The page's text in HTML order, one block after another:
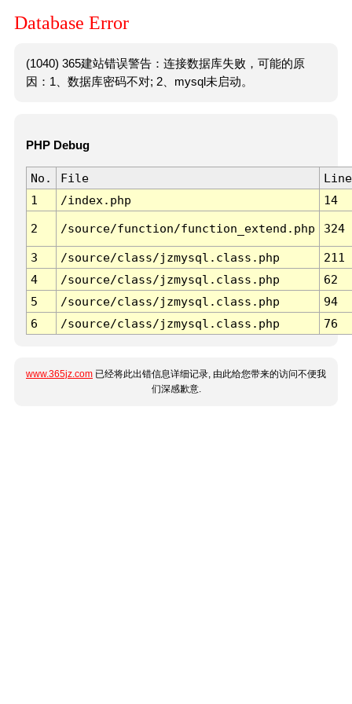
Database Error
(1040) 365建站错误警告：连接数据库失败，可能的原
因：1、数据库密码不对; 2、mysql未启动。
PHP Debug
No. File
Line
1
/index.php 14
2 /source/function/function_extend.php 324
3 /source/class/jzmysql.class.php
211
4
/source/class/jzmysql.class.php
62
5
/source/class/jzmysql.class.php
94
6
/source/class/jzmysql.class.php 76
www.365jz.com 已经将此出错信息详细记录, 由此给您带来的访问不便我
们深感歉意.